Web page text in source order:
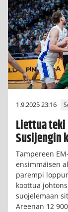
1.9.2025 23:16
Liettua
Susijengin
Tampereen
ensimmäisen
parempi
koottua
suojelemaan
Areenan 12